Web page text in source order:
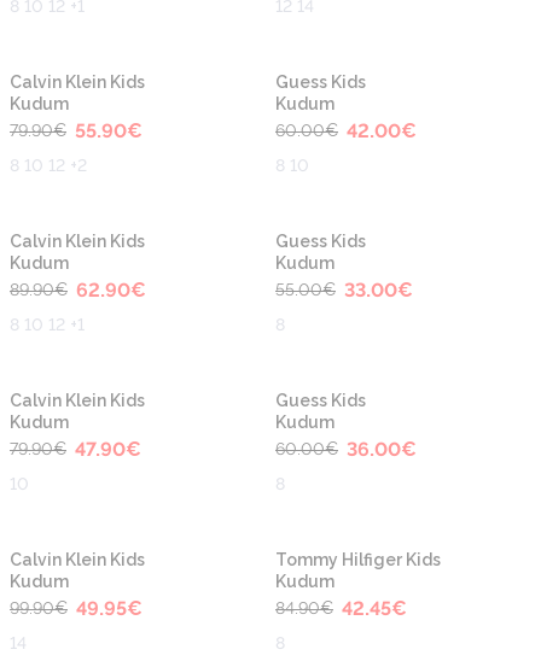
8 10 12 +1 12 14
-30%
Calvin Klein Kids
Kudum
79.90€ 55.90€
8 10 12 +2
-30%
Guess Kids
Kudum
60.00€ 42.00€
8 10
-30%
Calvin Klein Kids
Kudum
89.90€ 62.90€
8 10 12 +1
-40%
Guess Kids
Kudum
55.00€ 33.00€
8
-40%
Calvin Klein Kids
Kudum
79.90€ 47.90€
10
-40%
Guess Kids
Kudum
60.00€ 36.00€
8
-50%
Calvin Klein Kids
Kudum
99.90€ 49.95€
14
-50%
Tommy Hilfiger Kids
Kudum
84.90€ 42.45€
8